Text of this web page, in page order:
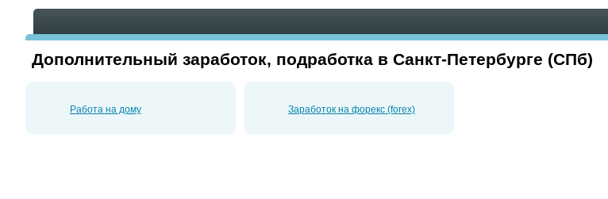
Дополнительный заработок, подработка в Санкт-Петербурге (СПб)
Работа на дому Заработок на форекс (forex)